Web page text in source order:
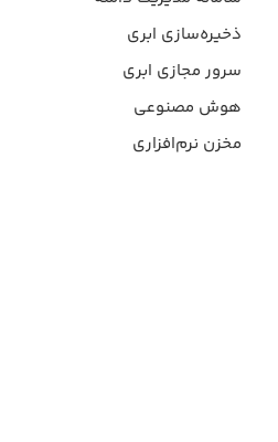
ذخیره‌سازی ابری
سرور مجازی ابری
هوش مصنوعی
مخزن نرم‌افزاری